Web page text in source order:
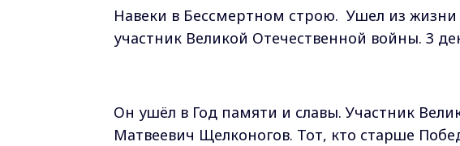
Навеки в Бессмертном строю. Ушел из
участник Великой Отечественной войны. 3
Он ушёл в Год памяти и славы. Участник
Матвеевич Щелконогов. Тот, кто старше